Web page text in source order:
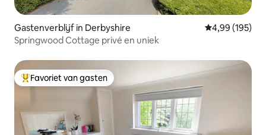
Gastenverblijf in Derbyshire Gemiddelde
4,99 (195)
Springwood Cottage privé en uniek
Topfavoriet van gasten
Favoriet van gasten